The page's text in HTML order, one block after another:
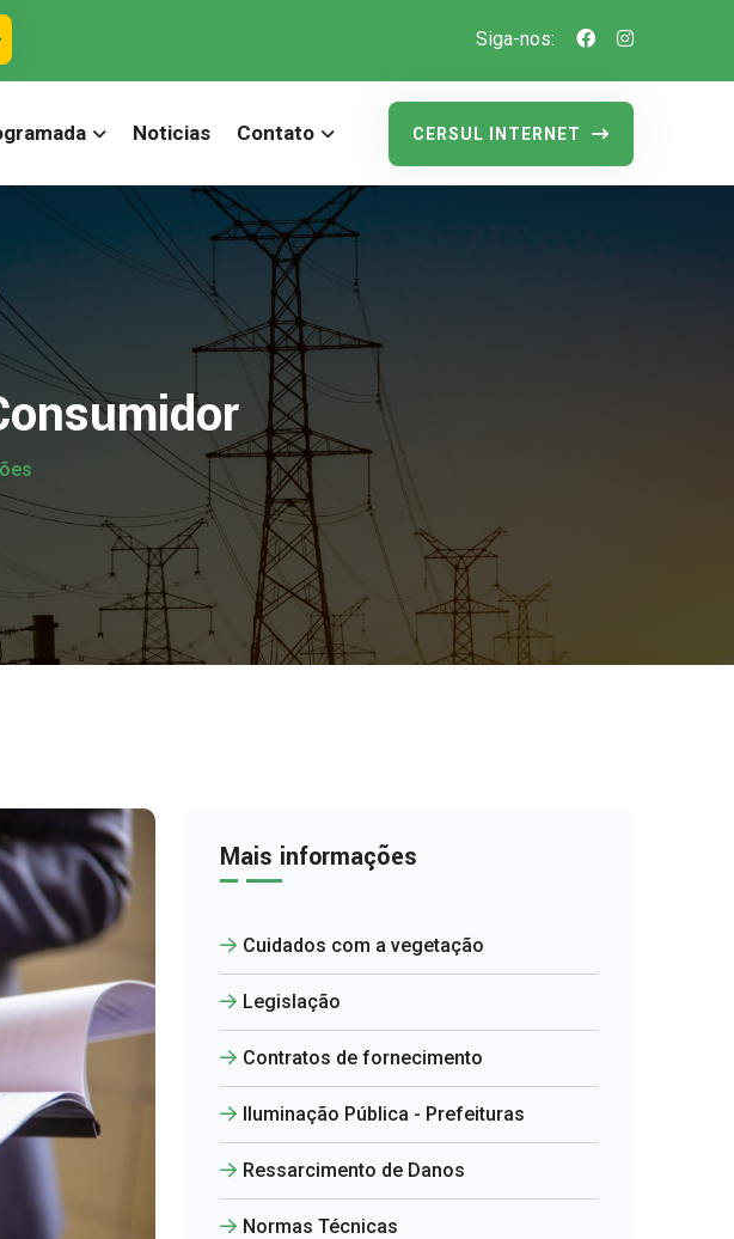
Siga-nos:
Noticias Contato CERSUL INTERNET
Mais informações
Cuidados com a vegetação
Legislação
Contratos de fornecimento
Iluminação Pública - Prefeituras
Ressarcimento de Danos
Normas Técnicas